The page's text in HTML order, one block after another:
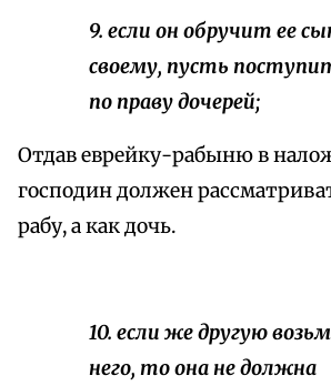
9. если он обручит ее
своему, пусть
по праву дочерей;
Отдав еврейку-рабыню в
господин должен
рабу, а как дочь.
10. если же другую
него, то она не должна